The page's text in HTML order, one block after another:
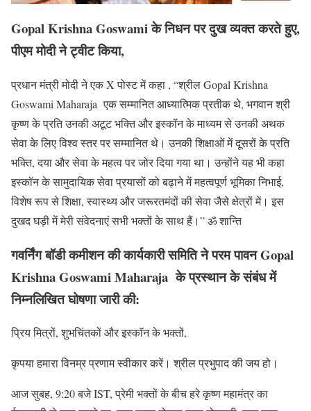
Gopal Krishna Goswami के निधन पर दुख व्यक्त करते हुए,
पीएम मोदी ने ट्वीट किया,
प्रधान मंत्री मोदी ने एक X पोस्ट में कहा , “श्रील Gopal Krishna
Goswami Maharaja एक सम्मानित आध्यात्मिक प्रतीक थे, भगवान श्री
कृष्ण के प्रति उनकी अटूट भक्ति और इस्कॉन के माध्यम से उनकी अथक
सेवा के लिए विश्व स्तर पर सम्मानित थे। उनकी शिक्षाओं में दूसरों के प्रति
भक्ति, दया और सेवा के महत्व पर जोर दिया गया था। उन्होंने यह भी कहा
इस्कॉन के सामुदायिक सेवा प्रयासों को बढ़ाने में महत्वपूर्ण भूमिका निभाई,
विशेष रूप से शिक्षा, स्वास्थ्य और जरूरतमंदों की सेवा जैसे क्षेत्रों में। इस
दुखद घड़ी में मेरी संवेदनाएं सभी भक्तों के साथ हैं।” ॐ शान्ति
गवर्निंग बॉडी कमीशन की कार्यकारी समिति ने परम पावनGopal
Krishna Goswami Maharajaके प्रस्थान के संबंध में
निम्नलिखित घोषणा जारी की:
प्रिय मित्रों, शुभचिंतकों और इस्कॉन के भक्तों,
कृपया हमारा विनम्र प्रणाम स्वीकार करें। श्रील प्रभुपाद की जय हो।
आज सुबह, 9:20 बजे IST, प्रेमी भक्तों के बीच हरे कृष्ण महामंत्र का